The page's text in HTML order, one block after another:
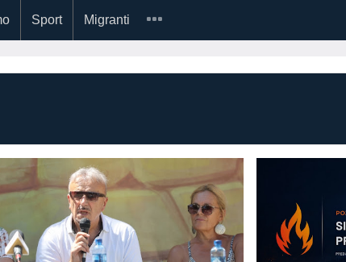
Sport Migranti